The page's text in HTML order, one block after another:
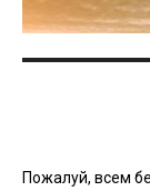
Пожалуй, всем